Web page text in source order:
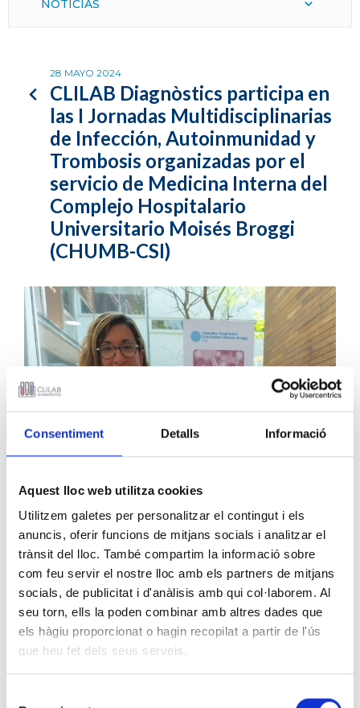
Consentiment Detalls Informació
Aquest lloc web utilitza cookies
Utilitzem galetes per personalitzar el contingut i els
anuncis, oferir funcions de mitjans socials i analitzar el
trànsit del lloc. També compartim la informació sobre
com feu servir el nostre lloc amb els partners de mitjans
socials, de publicitat i d'anàlisis amb qui col·laborem. Al
seu torn, ells la poden combinar amb altres dades que
els hàgiu proporcionat o hagin recopilat a partir de l'ús
que heu fet dels seus serveis.
28 MAYO 2024
CLILAB Diagnòstics participa en
las I Jornadas Multidisciplinarias
de Infección, Autoinmunidad y
Trombosis organizadas por el
servicio de Medicina Interna del
Complejo Hospitalario
Universitario Moisés Broggi
(CHUMB-CSI)
NOTICIAS